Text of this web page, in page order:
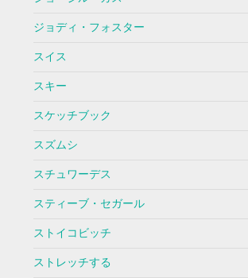
ジョディ・フォスター
スイス
スキー
スケッチブック
スズムシ
スチュワーデス
スティーブ・セガール
ストイコビッチ
ストレッチする